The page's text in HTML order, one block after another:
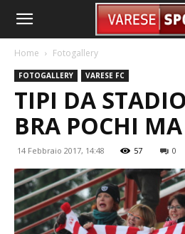
Home Fotogallery
FOTOGALLERY VARESE FC
TIPI DA
BRA POCHI
14 Febbraio 2017, 14:48 57 0